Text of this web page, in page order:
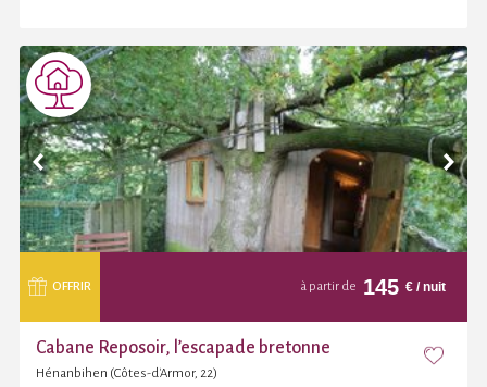
OFFRIR à partir de 145 € / nuit
Cabane Reposoir, l’escapade bretonne
Hénanbihen (Côtes-d'Armor, 22)